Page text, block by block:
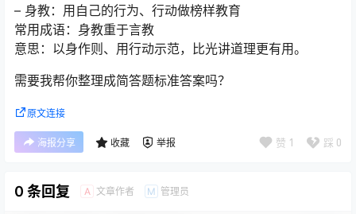
– 身教：用自己的行为、行动做榜样教育
常用成语：身教重于言教
意思：以身作则、用行动示范，比光讲道理更有用。
需要我帮你整理成简答题标准答案吗？
原文连接
海报分享 收藏 举报 赞 1 踩 0
0 条回复 A 文章作者 M 管理员